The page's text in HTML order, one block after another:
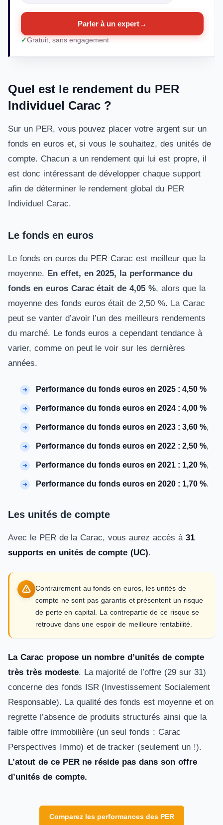
Parler à un expert→
Gratuit, sans engagement
Quel est le rendement du PER
Individuel Carac ?
Sur un PER, vous pouvez placer votre argent sur un
fonds en euros et, si vous le souhaitez, des unités de
compte. Chacun a un rendement qui lui est propre, il
est donc intéressant de développer chaque support
afin de déterminer le rendement global du PER
Individuel Carac.
Le fonds en euros
Le fonds en euros du PER Carac est meilleur que la
moyenne. En effet, en 2025, la performance du
fonds en euros Carac était de 4,05 %, alors que la
moyenne des fonds euros était de 2,50 %. La Carac
peut se vanter d’avoir l’un des meilleurs rendements
du marché. Le fonds euros a cependant tendance à
varier, comme on peut le voir sur les dernières
années.
Performance du fonds euros en 2025 : 4,50 %
Performance du fonds euros en 2024 : 4,00 %
Performance du fonds euros en 2023 : 3,60 %,
Performance du fonds euros en 2022 : 2,50 %,
Performance du fonds euros en 2021 : 1,20 %,
Performance du fonds euros en 2020 : 1,70 %.
Les unités de compte
Avec le PER de la Carac, vous aurez accès à 31
supports en unités de compte (UC).
Contrairement au fonds en euros, les unités de
compte ne sont pas garantis et présentent un risque
de perte en capital. La contrepartie de ce risque se
retrouve dans une espoir de meilleure rentabilité.
La Carac propose un nombre d’unités de compte
très très modeste. La majorité de l’offre (29 sur 31)
concerne des fonds ISR (Investissement Socialement
Responsable). La qualité des fonds est moyenne et on
regrette l’absence de produits structurés ainsi que la
faible offre immobilière (un seul fonds : Carac
Perspectives Immo) et de tracker (seulement un !).
L’atout de ce PER ne réside pas dans son offre
d’unités de compte.
Comparez les performances des PER